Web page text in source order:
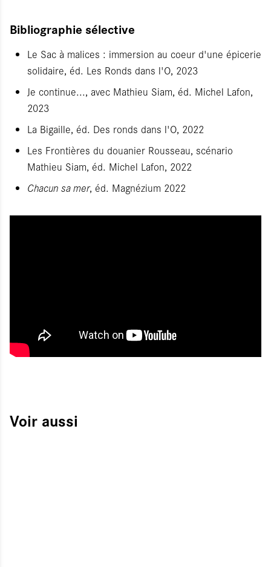
Bibliographie sélective
Le Sac à malices : immersion au coeur d'une épicerie
solidaire, éd. Les Ronds dans l'O, 2023
Je continue..., avec Mathieu Siam, éd. Michel Lafon,
2023
La Bigaille, éd. Des ronds dans l'O, 2022
Les Frontières du douanier Rousseau, scénario
Mathieu Siam, éd. Michel Lafon, 2022
Chacun sa mer, éd. Magnézium 2022
Voir aussi